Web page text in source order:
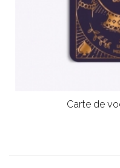
Carte de